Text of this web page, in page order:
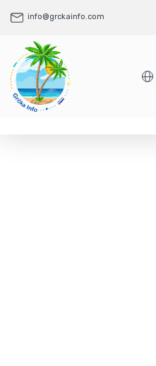
info@grckainfo.com